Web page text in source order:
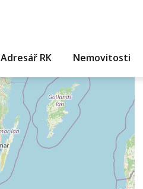
Adresář RK Nemovitosti